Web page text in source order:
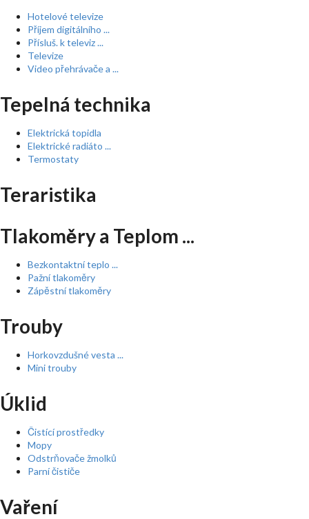
Hotelové televize
Příjem digitálního ...
Přísluš. k televiz ...
Televize
Video přehrávače a ...
Tepelná technika
Elektrická topidla
Elektrické radiáto ...
Termostaty
Teraristika
Tlakoměry a Teplom ...
Bezkontaktní teplo ...
Pažní tlakoměry
Zápěstní tlakoměry
Trouby
Horkovzdušné vesta ...
Mini trouby
Úklid
Čistící prostředky
Mopy
Odstrňovače žmolků
Parní čističe
Vaření